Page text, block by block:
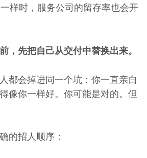
样时，服务公司的留存率也会开
，先把自己从交付中替换出来。
都会掉进同一个坑：你一直亲自
像你一样好。你可能是对的。但
的招人顺序：